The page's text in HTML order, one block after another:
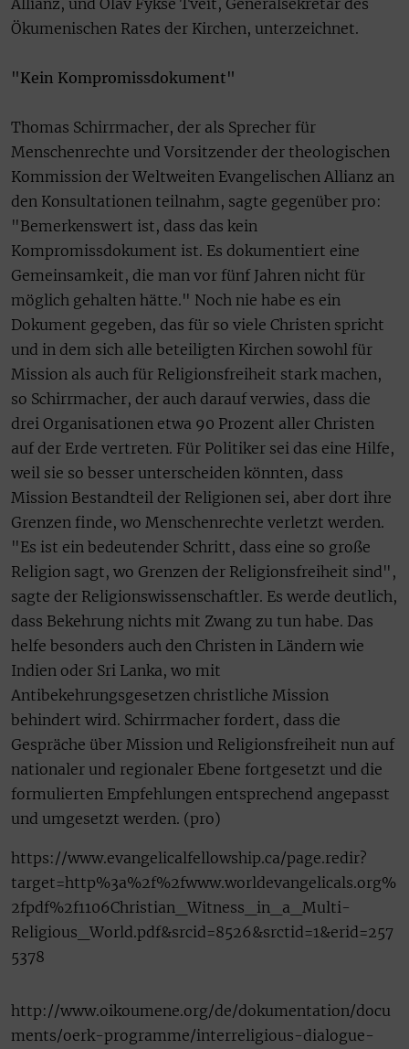
Ökumenischen Rates der Kirchen, unterzeichnet.
"Kein Kompromissdokument"
Thomas Schirrmacher, der als Sprecher für
Menschenrechte und Vorsitzender der theologischen
Kommission der Weltweiten Evangelischen Allianz an
den Konsultationen teilnahm, sagte gegenüber pro:
"Bemerkenswert ist, dass das kein
Kompromissdokument ist. Es dokumentiert eine
Gemeinsamkeit, die man vor fünf Jahren nicht für
möglich gehalten hätte." Noch nie habe es ein
Dokument gegeben, das für so viele Christen spricht
und in dem sich alle beteiligten Kirchen sowohl für
Mission als auch für Religionsfreiheit stark machen,
so Schirrmacher, der auch darauf verwies, dass die
drei Organisationen etwa 90 Prozent aller Christen
auf der Erde vertreten. Für Politiker sei das eine Hilfe,
weil sie so besser unterscheiden könnten, dass
Mission Bestandteil der Religionen sei, aber dort ihre
Grenzen finde, wo Menschenrechte verletzt werden.
"Es ist ein bedeutender Schritt, dass eine so große
Religion sagt, wo Grenzen der Religionsfreiheit sind",
sagte der Religionswissenschaftler. Es werde deutlich,
dass Bekehrung nichts mit Zwang zu tun habe. Das
helfe besonders auch den Christen in Ländern wie
Indien oder Sri Lanka, wo mit
Antibekehrungsgesetzen christliche Mission
behindert wird. Schirrmacher fordert, dass die
Gespräche über Mission und Religionsfreiheit nun auf
nationaler und regionaler Ebene fortgesetzt und die
formulierten Empfehlungen entsprechend angepasst
und umgesetzt werden. (pro)
https://www.evangelicalfellowship.ca/page.redir?
target=http%3a%2f%2fwww.worldevangelicals.org%
2fpdf%2f1106Christian_Witness_in_a_Multi-
Religious_World.pdf&srcid=8526&srctid=1&erid=257
5378
http://www.oikoumene.org/de/dokumentation/docu
ments/oerk-programme/interreligious-dialogue-